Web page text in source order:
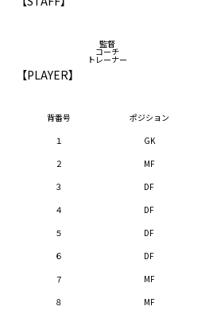
監督
コーチ
トレーナー
【PLAYER】
背番号 ポジション
１
GK
２
MF
３
DF
４
DF
５
DF
６
DF
７
MF
８
MF